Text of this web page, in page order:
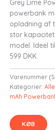
Grey Lime
powerbank
opladning af
stor
model. Ideel
599 DKK.
Varenummer
Kategorier:
mAh
KØB